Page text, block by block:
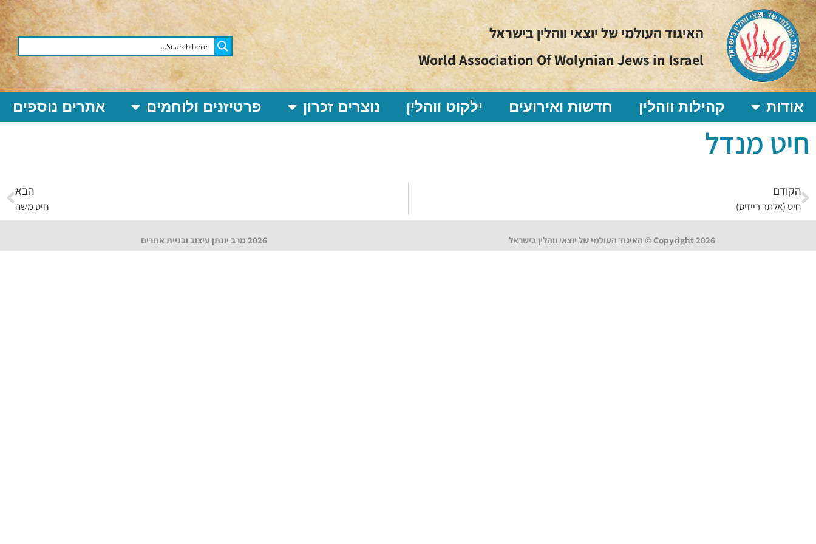
האיגוד העולמי של יוצאי ווהלין בישראל
World Association Of Wolynian Jews in Israel
אודות קהילות ווהלין חדשות ואירועים ילקוט ווהלין נוצרים זכרון פרטיזנים ולוחמים אתרים נוספים
חיט מנדל
הקודם
חיט (אלתר רייזיס)
הבא
חיט משה
Copyright 2026 © האיגוד העולמי של יוצאי ווהלין בישראל 2026 מרב יונתן עיצוב ובניית אתרים